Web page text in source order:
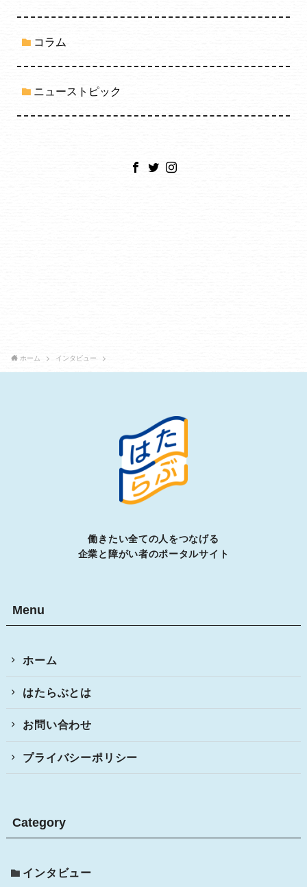
コラム
ニューストピック
ホーム インタビュー
働きたい全ての人をつなげる
企業と障がい者のポータルサイト
Menu
ホーム
はたらぶとは
お問い合わせ
プライバシーポリシー
Category
インタビュー